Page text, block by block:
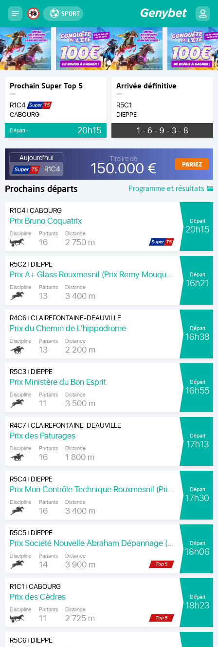
SPORT
Prochain Super Top 5
R1C4
CABOURG
Départ : 20h15
Arrivée définitive
R5C1
DIEPPE
1 - 6 - 9 - 3 - 8
Aujourd'hui
R1C4
Tirelire de
150.000 € PARIEZ
Prochains départs Programme et résultats
R1C4|CABOURG
Prix Bruno Coquatrix
Discipline Partants
16
Distance
2 750 m
Départ
20h15
R5C2| DIEPPE
Prix A+ Glass Rouxmesnil (Prix Remy Mouquet)
Discipline Partants
13
Distance
3 400 m
Départ
16h21
R4C6|CLAIREFONTAINE-DEAUVILLE
Prix du Chemin de L'hippodrome
Discipline Partants
13
Distance
2 200 m
Départ
16h38
R5C3| DIEPPE
Prix Ministère du Bon Esprit
Discipline Partants
11
Distance
3 500 m
Départ
16h55
R4C7 |CLAIREFONTAINE-DEAUVILLE
Prix des Paturages
Discipline Partants
16
Distance
1 800 m
Départ
17h13
R5C4| DIEPPE
Prix Mon Contrôle Technique Rouxmesnil (Prix Jean de la Rochefoucauld)
Discipline Partants
16
Distance
3 400 m
Départ
17h30
R5C5| DIEPPE
Prix Société Nouvelle Abraham Dépannage (Prix Arenice)
Discipline Partants
14
Distance
3 900 m
Départ
18h06
R1C1 |CABOURG
Prix des Cèdres
Discipline Partants
11
Distance
2 725 m
Départ
18h23
R5C6| DIEPPE